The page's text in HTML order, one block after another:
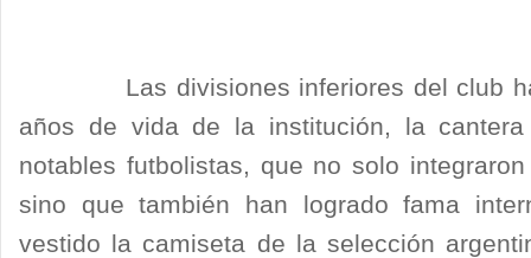
Las divisiones inferiores del club
años de vida de la institución, la
notables futbolistas, que no solo
sino que también han logrado fama
vestido la camiseta de la selección